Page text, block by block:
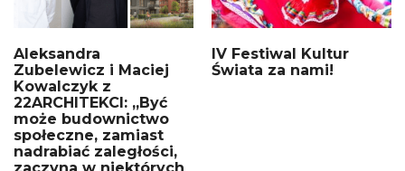
Aleksandra
Zubelewicz i Maciej
Kowalczyk z
22ARCHITEKCI: „Być
może budownictwo
społeczne, zamiast
nadrabiać zaległości,
IV Festiwal Kultur
Świata za nami!